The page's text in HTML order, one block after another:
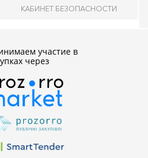
КАБИНЕТ БЕЗОПАСНОСТИ
участие в
через